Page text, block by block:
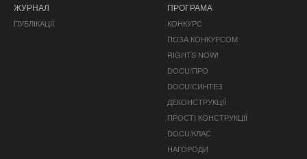
ЖУРНАЛ
ПУБЛІКАЦІЇ
ПРОГРАМА
КОНКУРС
ПОЗА КОНКУРСОМ
RIGHTS NOW!
DOCU/ПРО
DOCU/СИНТЕЗ
ДЕКОНСТРУКЦІЇ
ПРОСТІ КОНСТРУКЦІЇ
DOCU/КЛАС
НАГОРОДИ